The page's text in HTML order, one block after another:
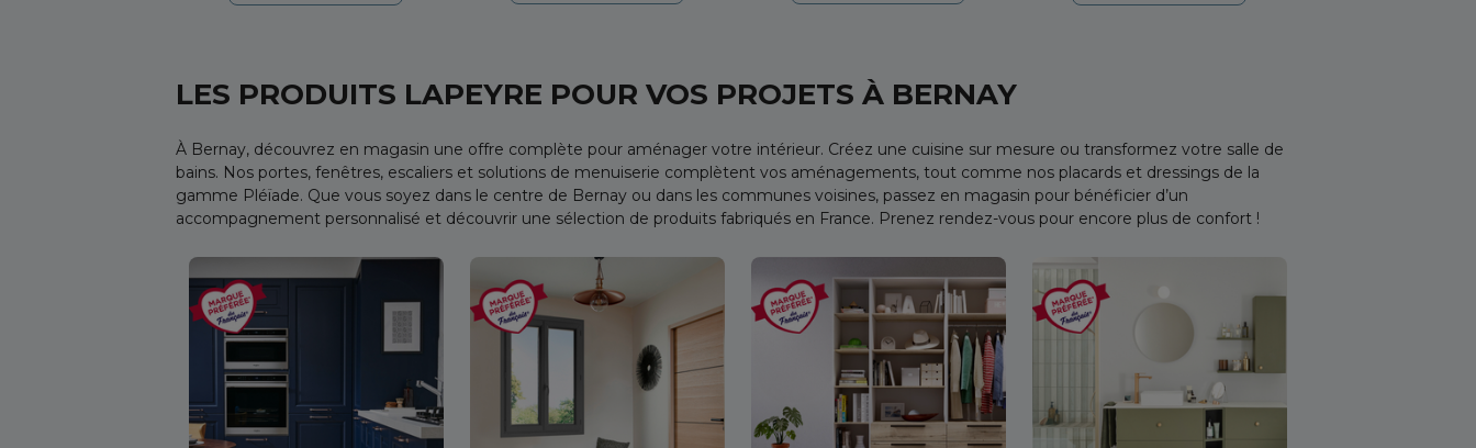
LES PRODUITS LAPEYRE POUR VOS PROJETS À BERNAY
À Bernay, découvrez en magasin une offre complète pour aménager votre intérieur. Créez une cuisine sur mesure ou transformez votre salle de
bains. Nos portes, fenêtres, escaliers et solutions de menuiserie complètent vos aménagements, tout comme nos placards et dressings de la
gamme Pléïade. Que vous soyez dans le centre de Bernay ou dans les communes voisines, passez en magasin pour bénéficier d’un
accompagnement personnalisé et découvrir une sélection de produits fabriqués en France. Prenez rendez-vous pour encore plus de confort !